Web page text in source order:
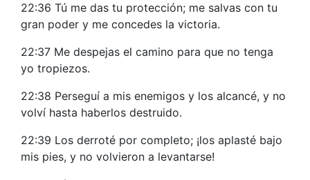
22:36 Tú me das tu protección; me salvas con tu
gran poder y me concedes la victoria.
22:37 Me despejas el camino para que no tenga
yo tropiezos.
22:38 Perseguí a mis enemigos y los alcancé, y no
volví hasta haberlos destruido.
22:39 Los derroté por completo; ¡los aplasté bajo
mis pies, y no volvieron a levantarse!